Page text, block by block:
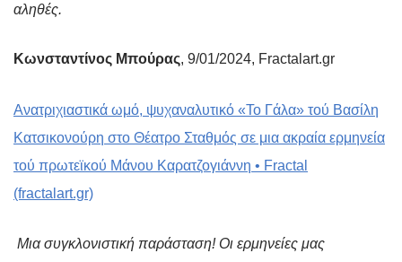
αληθές.
Κωνσταντίνος Μπούρας, 9/01/2024, Fractalart.gr
Aνατριχιαστικά ωμό, ψυχαναλυτικό «To Γάλα» τού Βασίλη
Κατσικονούρη στο Θέατρο Σταθμός σε μια ακραία ερμηνεία
τού πρωτεϊκού Μάνου Καρατζογιάννη • Fractal
(fractalart.gr)
Μια συγκλονιστική παράσταση! Οι ερμηνείες μας